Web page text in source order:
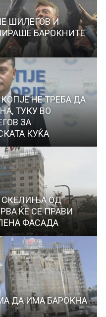
ШИЛЕГОВ И
БАРОКНИТЕ
НЕ ТРЕБА ДА
ТУКУ ВО
ЗА
КУЌА
СКЕЛИЊА ОД
ЌЕ СЕ ПРАВИ
ФАСАДА
ДА ИМА БАРОКНА